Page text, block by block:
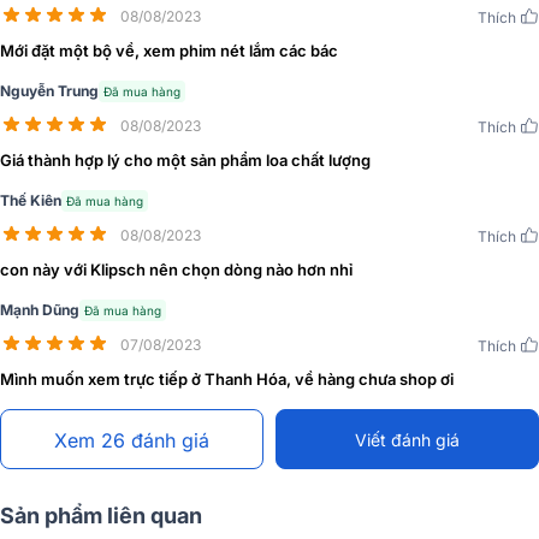
kích thước (RxCxS) là 305 x 440,4 x 305 mm cùng trọng lượng
10kg. Thiết bị được hoàn thiện bằng tone màu đen sang trọng, lịch
Loa Soundbar JBL Bar 700 được bọc lớp lưới kim loại chắc chắn, hệ
thống nút điều khiển cảm ứng nằm ở mặt trên loa, dễ thao tác và sử
dụng. Người dùng có thể bố trí loa vòm bên cạnh loa thanh, hoặc để
toàn bộ không gian.
Đánh giá chất lượng Loa Soundbar JBL Bar 700
08/08/2023 Thích
Mới đặt một bộ về, xem phim nét lắm các bác
Nguyễn Trung Đã mua hàng
08/08/2023 Thích
Giá thành hợp lý cho một sản phẩm loa chất lượng
Thế Kiên Đã mua hàng
08/08/2023 Thích
con này với Klipsch nên chọn dòng nào hơn nhỉ
Mạnh Dũng Đã mua hàng
07/08/2023 Thích
Mình muốn xem trực tiếp ở Thanh Hóa, về hàng chưa shop ơi
Xem 26 đánh giá Viết đánh giá
Sản phẩm liên quan